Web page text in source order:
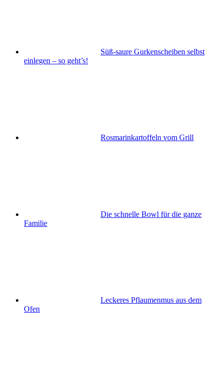
Süß-saure Gurkenscheiben selbst
einlegen – so geht’s!
Rosmarinkartoffeln vom Grill
Die schnelle Bowl für die ganze
Familie
Leckeres Pflaumenmus aus dem
Ofen